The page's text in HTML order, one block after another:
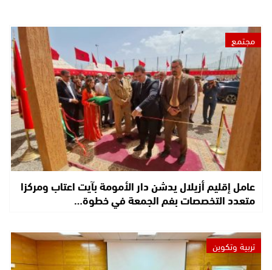
مجتمع
عامل إقليم أزيلال يدشن دار الأمومة بآيت اعتاب ومركزا
متعدد التخصصات بفم الجمعة في خطوة…
تربية وتكوين